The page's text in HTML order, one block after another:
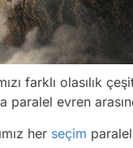
farklı olasılık
paralel evren
her seçim